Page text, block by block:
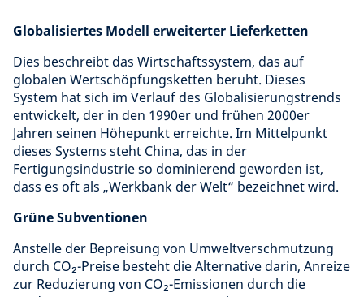
Globalisiertes Modell erweiterter Lieferketten
Dies beschreibt das Wirtschaftssystem, das auf
globalen Wertschöpfungsketten beruht. Dieses
System hat sich im Verlauf des Globalisierungstrends
entwickelt, der in den 1990er und frühen 2000er
Jahren seinen Höhepunkt erreichte. Im Mittelpunkt
dieses Systems steht China, das in der
Fertigungsindustrie so dominierend geworden ist,
dass es oft als „Werkbank der Welt“ bezeichnet wird.
Grüne Subventionen
Anstelle der Bepreisung von Umweltverschmutzung
durch CO₂-Preise besteht die Alternative darin, Anreize
zur Reduzierung von CO₂-Emissionen durch die